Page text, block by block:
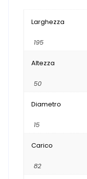
Larghezza
195
Altezza
50
Diametro
15
Carico
82